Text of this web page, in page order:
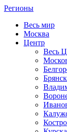
Регионы
Весь мир
Москва
Центр
Весь